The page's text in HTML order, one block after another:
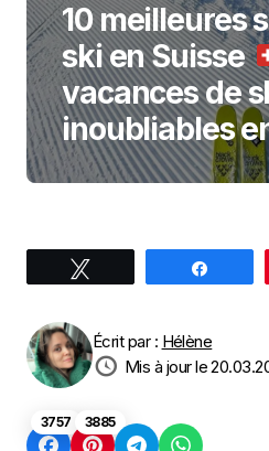
10 meilleures
ski en Suisse
vacances de
inoubliables
Écrit par : Hélène
Mis à jour le
3757 3885